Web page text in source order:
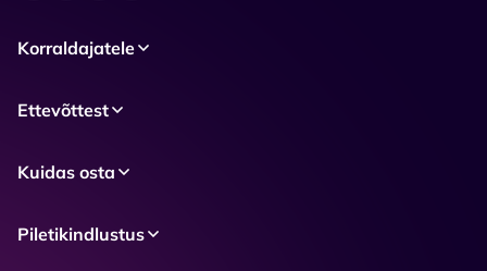
Korraldajatele
Ettevõttest
Kuidas osta
Piletikindlustus